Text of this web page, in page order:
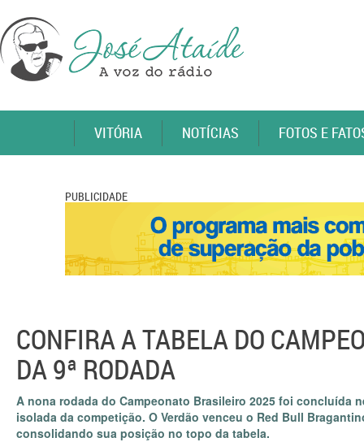
VITÓRIA NOTÍCIAS FOTOS E
PUBLICIDADE
CONFIRA A TABELA DO
DA 9ª RODADA
A nona rodada do Campeonato Brasileiro 2025 foi concluída
isolada da competição. O Verdão venceu o Red Bull
consolidando sua posição no topo da tabela.